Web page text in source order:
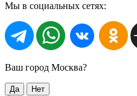
Мы в социальных сетях:
Ваш город Москва?
Да Нет